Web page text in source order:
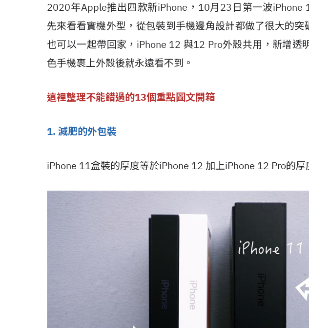
2020年Apple推出四款新iPhone，10月23日第一波iPhone
先來看看實機外型，從包裝到手機邊角設計都做了很大的突
也可以一起帶回家，iPhone 12 與12 Pro外殼共用，新增透
色手機裹上外殼後就永遠看不到。
這裡整理不能錯過的13個重點圖文開箱
1. 減肥的外包裝
iPhone 11盒裝的厚度等於iPhone 12 加上iPhone 12 Pro的厚